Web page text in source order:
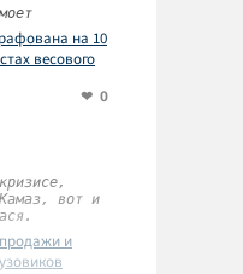
на 10
весового
0
вот и
и